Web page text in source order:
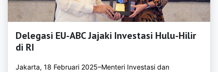
https://bkpmkotakediri.com
https://bkpmkotamalang.com
https://bkpmkotamojokerto.com
Delegasi EU-ABC Jajaki Investasi Hulu-Hilir
di RI
Jakarta, 18 Februari 2025–Menteri Investasi dan